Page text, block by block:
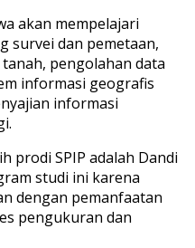
akan mempelajari
survei dan pemetaan,
pengolahan data
informasi geografis
informasi
prodi SPIP adalah Dandi
studi ini karena
dengan pemanfaatan
pengukuran dan